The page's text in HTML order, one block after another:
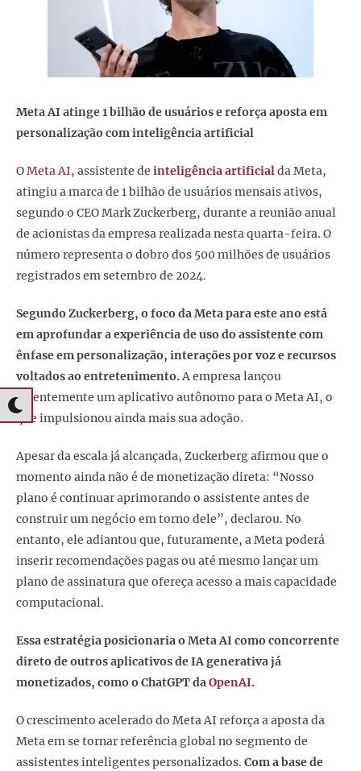
Meta AI atinge 1 bilhão de usuários e reforça aposta em
personalização com inteligência artificial
OMeta AI, assistente de inteligência artificialda Meta,
atingiu a marca de 1 bilhão de usuários mensais ativos,
segundo o CEO Mark Zuckerberg, durante a reunião anual
de acionistas da empresa realizada nesta quarta-feira. O
número representa o dobro dos 500 milhões de usuários
registrados em setembro de 2024.
Segundo Zuckerberg, o foco da Meta para este ano está
em aprofundar a experiência de uso do assistente com
ênfase em personalização, interações por voz e recursos
voltados ao entretenimento.A empresa lançou
recentemente um aplicativo autônomo para o Meta AI, o
que impulsionou ainda mais sua adoção.
Apesar da escala já alcançada, Zuckerberg afirmou que o
momento ainda não é de monetização direta: “Nosso
plano é continuar aprimorando o assistente antes de
construir um negócio em torno dele”, declarou. No
entanto, ele adiantou que, futuramente, a Meta poderá
inserir recomendações pagas ou até mesmo lançar um
plano de assinatura que ofereça acesso a mais capacidade
computacional.
Essa estratégia posicionaria o Meta AI como concorrente
direto de outros aplicativos de IA generativa já
monetizados, como o ChatGPT daOpenAI.
O crescimento acelerado do Meta AI reforça a aposta da
Meta em se tornar referência global no segmento de
assistentes inteligentes personalizados. Com a base de